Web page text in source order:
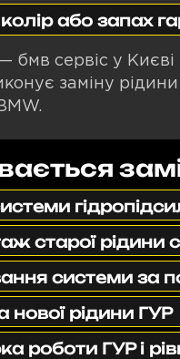
або запах
бмв сервіс у
заміну
старої рідини
системи за
нової рідини ГУР
роботи ГУР і